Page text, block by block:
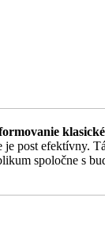
je post efektívny.
spoločne s